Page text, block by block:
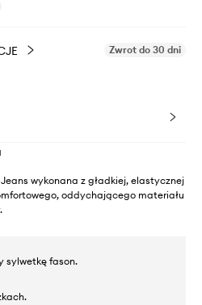
Zwrot do 30 dni
wykonana z gładkiej, elastycznej
oddychającego materiału
sylwetkę fason.